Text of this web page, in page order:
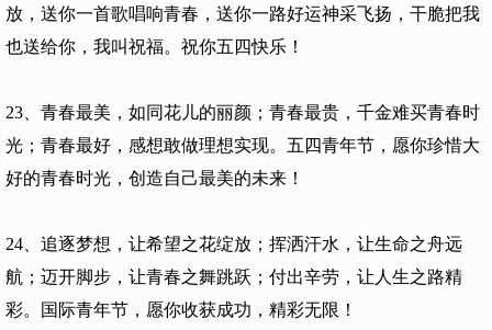
放，送你一首歌唱响青春，送你一路好运神采飞扬，干脆把我
也送给你，我叫祝福。祝你五四快乐！
23、青春最美，如同花儿的丽颜；青春最贵，千金难买青春时
光；青春最好，感想敢做理想实现。五四青年节，愿你珍惜大
好的青春时光，创造自己最美的未来！
24、追逐梦想，让希望之花绽放；挥洒汗水，让生命之舟远
航；迈开脚步，让青春之舞跳跃；付出辛劳，让人生之路精
彩。国际青年节，愿你收获成功，精彩无限！